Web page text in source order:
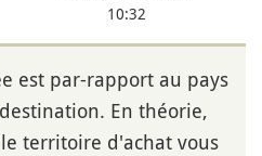
10:32
est par-rapport au pays
En théorie,
territoire d'achat vous